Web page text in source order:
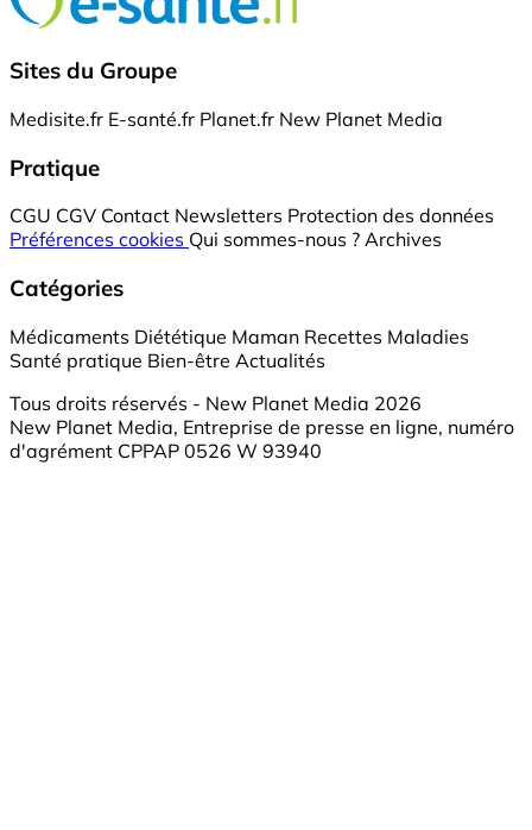
Sites du Groupe
Medisite.fr E-santé.fr Planet.fr New Planet Media
Pratique
CGU CGV Contact Newsletters Protection des données
Préférences cookies Qui sommes-nous ? Archives
Catégories
Médicaments Diététique Maman Recettes Maladies
Santé pratique Bien-être Actualités
Tous droits réservés - New Planet Media 2026
New Planet Media, Entreprise de presse en ligne, numéro
d'agrément CPPAP 0526 W 93940